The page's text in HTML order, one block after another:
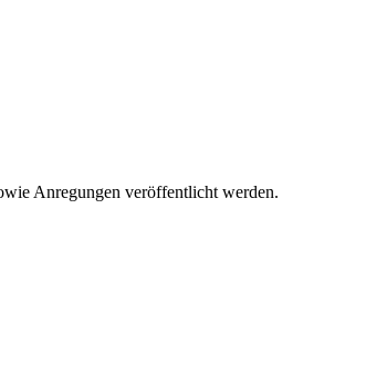
Anregungen veröffentlicht werden.